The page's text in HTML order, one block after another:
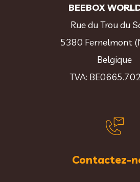
BEEBOX
Rue du Trou du
5380 Fernelmont
Belgique
TVA:
Contactez-